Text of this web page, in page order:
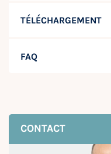
TÉLÉCHARGEMENT
FAQ
CONTACT